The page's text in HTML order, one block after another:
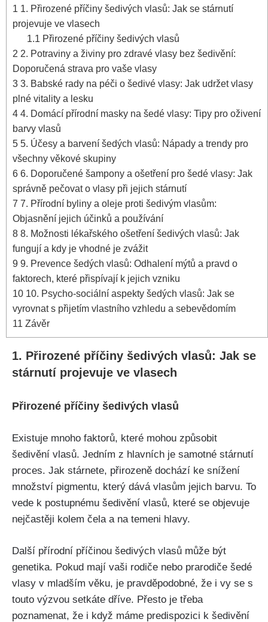
1 1. Přirozené příčiny šedivých vlasů: Jak se stárnutí
projevuje ve vlasech
1.1 Přirozené příčiny šedivých vlasů
2 2. Potraviny a ‍živiny pro zdravé vlasy bez šedivění:
Doporučená strava pro vaše vlasy
3 3. Babské rady na péči o šedivé vlasy: Jak udržet vlasy
plné vitality a lesku
4 4. Domácí přírodní masky na šedé vlasy: ⁤Tipy pro oživení⁤
barvy vlasů
5 5. Účesy a barvení šedých vlasů: Nápady ‍a trendy pro
všechny věkové skupiny
6 6. Doporučené šampony ⁢a ošetření pro šedé vlasy: Jak​
správně pečovat o vlasy při jejich stárnutí
7 7. Přírodní byliny a oleje proti šedivým vlasům:
Objasnění jejich účinků a používání
8 8. Možnosti lékařského ošetření ​šedivých vlasů:‍ Jak
fungují a ⁣kdy je vhodné ​je zvážit
9 9. Prevence⁣ šedých vlasů:⁤ Odhalení mýtů a pravd o
faktorech, ⁤které přispívají k jejich vzniku
10 10. Psycho-sociální aspekty šedých⁢ vlasů: Jak se
⁢vyrovnat s přijetím vlastního vzhledu a sebevědomím
11 Závěr
1. Přirozené příčiny šedivých vlasů: Jak se
stárnutí projevuje ve vlasech
Přirozené příčiny šedivých vlasů
Existuje mnoho faktorů, které mohou způsobit
šedivění vlasů. Jedním ‌z hlavních je ‌samotné stárnutí
proces. Jak stárnete, přirozeně dochází ke snížení
množství‌ pigmentu,‍ který⁣ dává vlasům jejich barvu. To
vede k postupnému šedivění vlasů, které se objevuje
nejčastěji kolem čela a⁣ na ​temeni hlavy.
Další přírodní příčinou šedivých vlasů může být
genetika. Pokud mají vaši rodiče​ nebo prarodiče šedé
vlasy v mladším věku, je pravděpodobné, že i vy⁣ se s
touto výzvou setkáte dříve. Přesto je třeba
poznamenat, že i když máme predispozici k šedivění